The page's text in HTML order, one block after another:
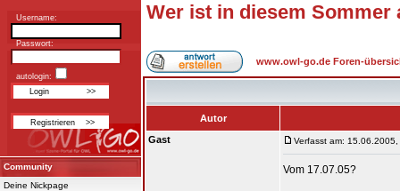
Username:
Passwort:
autologin:
Community
Deine Nickpage
Wer ist in diesem Sommer
www.owl-go.de Foren-
Autor
Gast
Verfasst am:
Vom 17.07.05?